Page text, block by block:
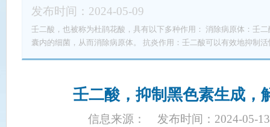
发布时间：2024-05-09
壬二酸，也被称为杜鹃花酸，具有以下多种作用： 消除病原体：壬二酸可以直接抑制和杀灭皮肤表面和毛
囊内的细菌，从而消除病原体。 抗炎作用：壬二酸可以有效地抑制活性氧自由基的产生，有利于抗炎，并
成，增强皮肤的弹性和光泽，同时还能抑制胶原蛋白的分解，减缓皮肤衰老的过程。
酸是一种药品，使用时需严格遵医嘱，按时按量使用，不得擅自增
壬二酸，抑制黑色素生成，
信息来源： 发布时间：2024-05-13